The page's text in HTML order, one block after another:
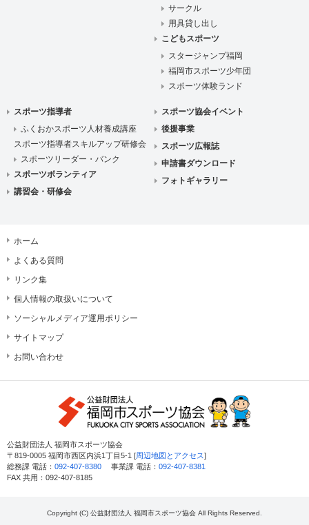
サークル
用具貸し出し
こどもスポーツ
スタージャンプ福岡
福岡市スポーツ少年団
スポーツ体験ランド
スポーツ指導者
ふくおかスポーツ人材養成講座
スポーツ指導者スキルアップ研修会
スポーツリーダー・バンク
スポーツボランティア
講習会・研修会
スポーツ協会イベント
後援事業
スポーツ広報誌
申請書ダウンロード
フォトギャラリー
ホーム
よくある質問
リンク集
個人情報の取扱いについて
ソーシャルメディア運用ポリシー
サイトマップ
お問い合わせ
公益財団法人 福岡市スポーツ協会
〒819-0005 福岡市西区内浜1丁目5-1 [周辺地図とアクセス]
総務課 電話： 092-407-8380 事業課 電話： 092-407-8381
FAX 共用：092-407-8185
Copyright (C) 公益財団法人 福岡市スポーツ協会 All Rights Reserved.